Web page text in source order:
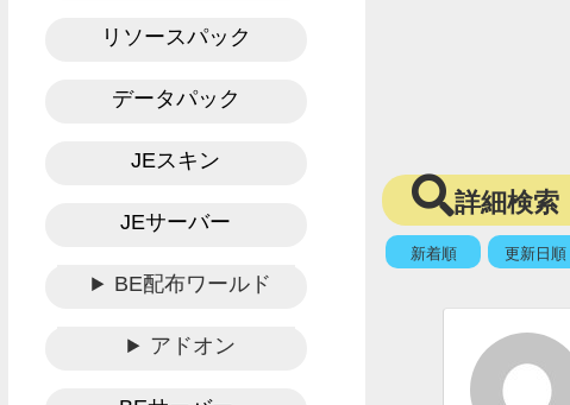
詳細検索
新着順 更新日順
リソースパック
データパック
JEスキン
JEサーバー
BE配布ワールド
アドオン